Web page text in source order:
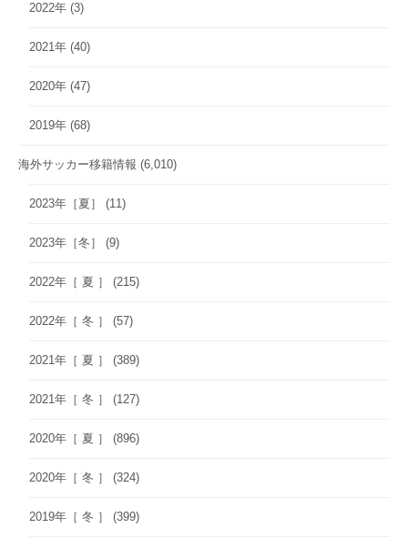
2022年 (3)
2021年 (40)
2020年 (47)
2019年 (68)
海外サッカー移籍情報 (6,010)
2023年［夏］ (11)
2023年［冬］ (9)
2022年［ 夏 ］ (215)
2022年［ 冬 ］ (57)
2021年［ 夏 ］ (389)
2021年［ 冬 ］ (127)
2020年［ 夏 ］ (896)
2020年［ 冬 ］ (324)
2019年［ 冬 ］ (399)